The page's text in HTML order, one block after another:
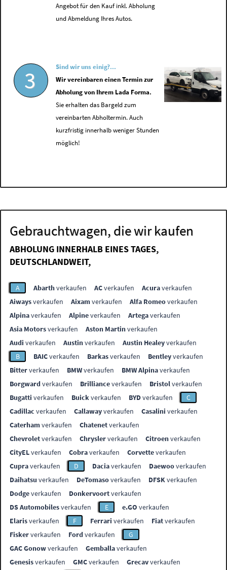
Angebot für den Kauf inkl. Abholung
und Abmeldung Ihres Autos.
3
Sind wir uns einig?...
Wir vereinbaren einen Termin zur
Abholung von Ihrem Lada Forma.
Sie erhalten das Bargeld zum
vereinbarten Abholtermin. Auch
kurzfristig innerhalb weniger Stunden
möglich!
Gebrauchtwagen, die wir kaufen
ABHOLUNG INNERHALB EINES TAGES,
DEUTSCHLANDWEIT,
A Abarthverkaufen ACverkaufen Acuraverkaufen
Aiwaysverkaufen Aixamverkaufen Alfa Romeoverkaufen
Alpinaverkaufen Alpineverkaufen Artegaverkaufen
Asia Motorsverkaufen Aston Martinverkaufen
Audi verkaufen Austinverkaufen Austin Healeyverkaufen
B
BAICverkaufen Barkasverkaufen Bentleyverkaufen
Bitterverkaufen BMWverkaufen BMW Alpinaverkaufen
Borgwardverkaufen Brillianceverkaufen Bristolverkaufen
Bugatti verkaufen Buickverkaufen BYDverkaufen
C
Cadillac verkaufen Callawayverkaufen Casalini verkaufen
Caterhamverkaufen Chatenetverkaufen
Chevroletverkaufen Chryslerverkaufen Citroenverkaufen
CityELverkaufen Cobraverkaufen Corvetteverkaufen
Cupraverkaufen D Daciaverkaufen Daewooverkaufen
Daihatsu verkaufen DeTomasoverkaufen DFSKverkaufen
Dodgeverkaufen Donkervoortverkaufen
DS Automobilesverkaufen E e.GO verkaufen
Elarisverkaufen F Ferrari verkaufen Fiatverkaufen
Fiskerverkaufen Fordverkaufen
G
GAC Gonowverkaufen Gemballaverkaufen
Genesisverkaufen GMCverkaufen Grecavverkaufen